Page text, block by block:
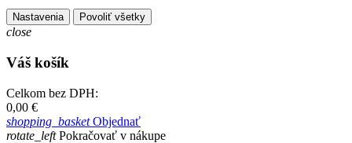
Nastavenia Povoliť všetky
close
Váš košík
Celkom bez DPH:
0,00 €
shopping_basketObjednať
rotate_leftPokračovať v nákupe